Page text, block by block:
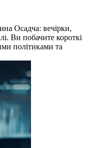
Осадча: вечірки,
Ви побачите короткі
політиками та